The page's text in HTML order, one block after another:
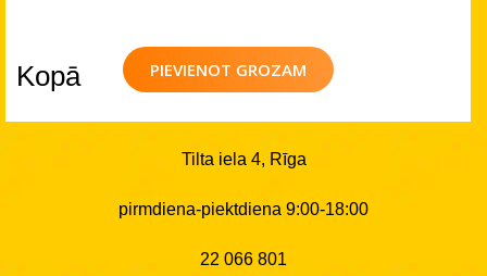
PIEVIENOT GROZAM
Kopā
Tilta iela 4, Rīga
pirmdiena-piektdiena 9:00-18:00
22 066 801